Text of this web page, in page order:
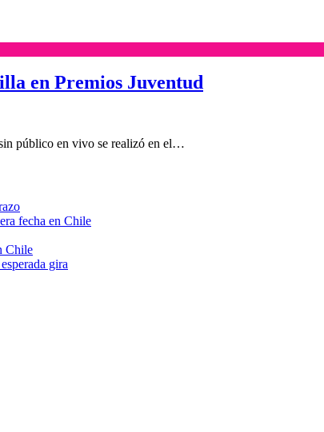
en Premios Juventud
público en vivo se realizó en el…
fecha en Chile
Chile
gira